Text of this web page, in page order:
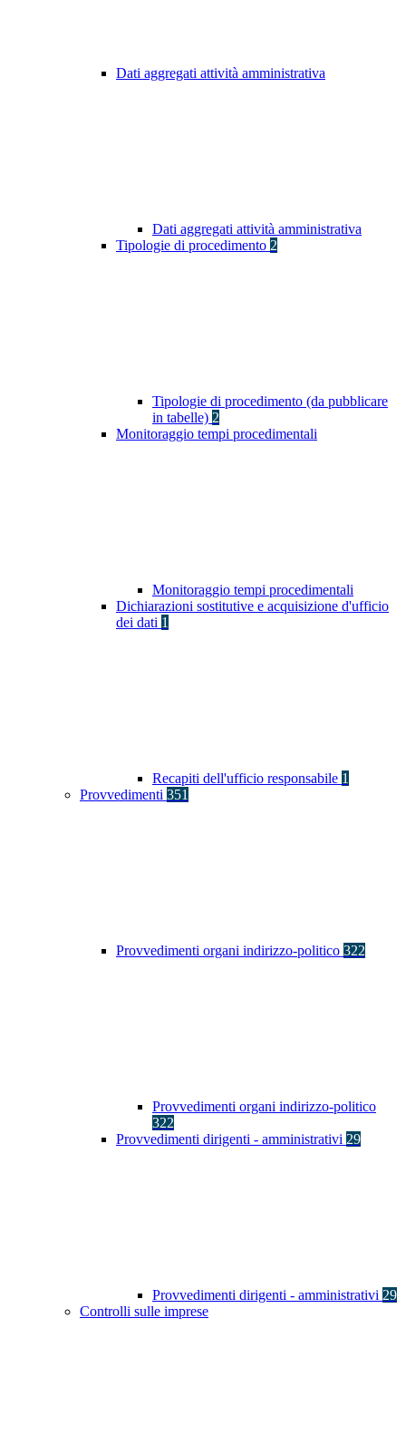
Dati aggregati attività amministrativa
Dati aggregati attività amministrativa
Tipologie di procedimento 2
Tipologie di procedimento (da pubblicare
in tabelle) 2
Monitoraggio tempi procedimentali
Monitoraggio tempi procedimentali
Dichiarazioni sostitutive e acquisizione d'ufficio
dei dati 1
Recapiti dell'ufficio responsabile 1
Provvedimenti 351
Provvedimenti organi indirizzo-politico 322
Provvedimenti organi indirizzo-politico
322
Provvedimenti dirigenti - amministrativi 29
Provvedimenti dirigenti - amministrativi 29
Controlli sulle imprese